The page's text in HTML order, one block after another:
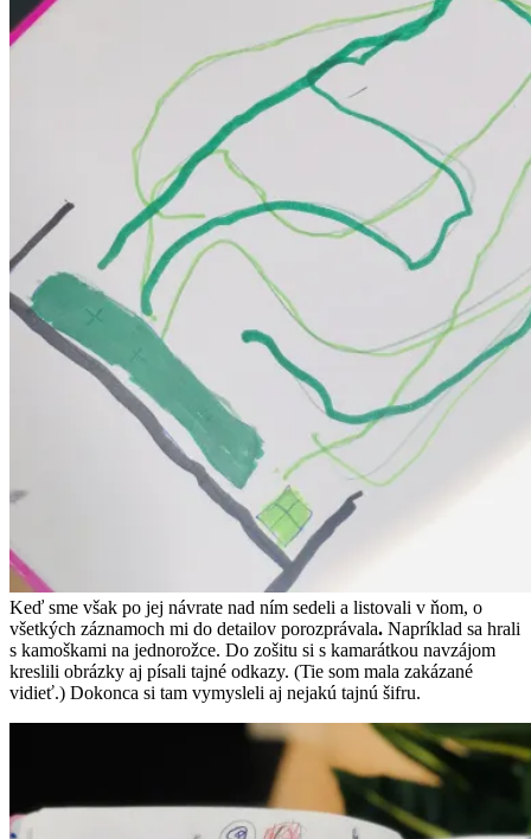
Keď sme však po jej návrate nad ním sedeli a listovali v ňom, o
všetkých záznamoch mi do detailov porozprávala. Napríklad sa hrali
s kamoškami na jednorožce. Do zošitu si s kamarátkou navzájom
kreslili obrázky aj písali tajné odkazy. (Tie som mala zakázané
vidieť.) Dokonca si tam vymysleli aj nejakú tajnú šifru.